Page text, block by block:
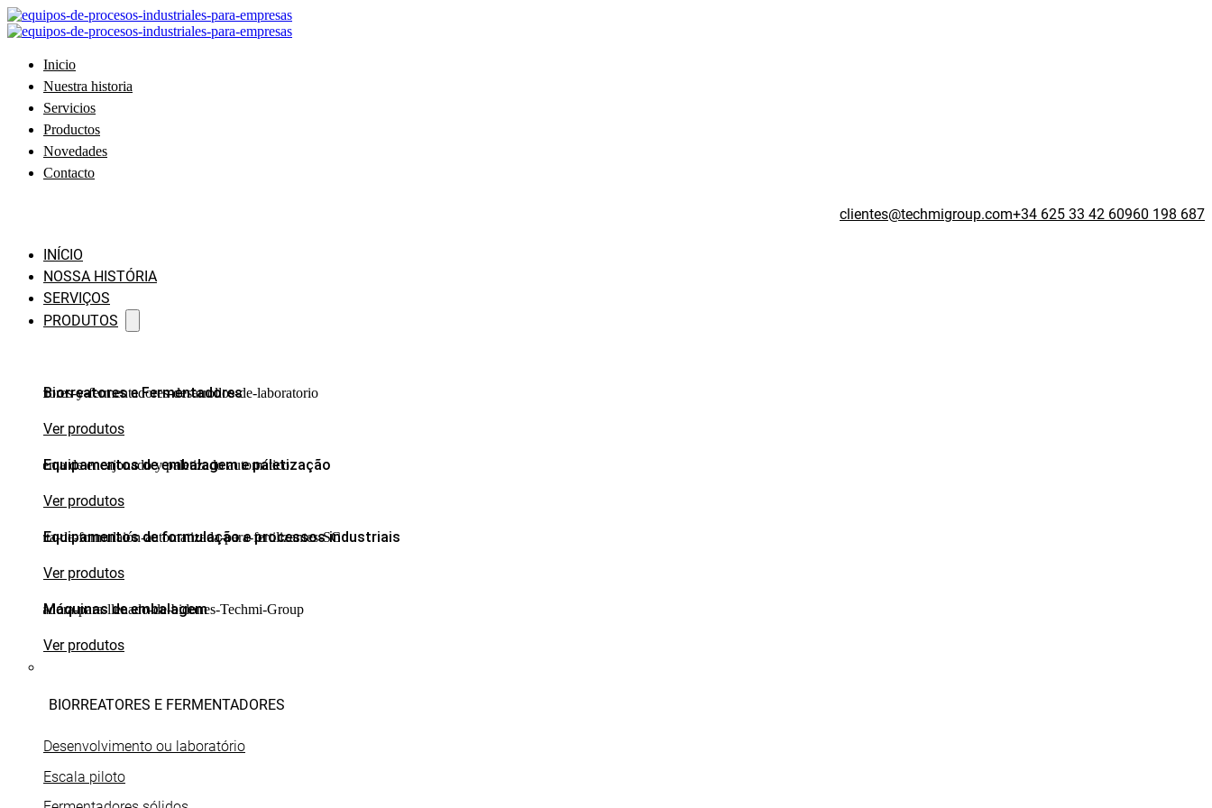
Inicio
Nuestra historia
Servicios
Productos
Novedades
Contacto
clientes@techmigroup.com+34 625 33 42 60960 198 687
INÍCIO
NOSSA HISTÓRIA
SERVIÇOS
PRODUTOS
Biorreatores e Fermentadores
Ver produtos
Equipamentos de embalagem e paletização
Ver produtos
Equipamentos de formulação e processos industriais
Ver produtos
Máquinas de embalagem
Ver produtos
BIORREATORES E FERMENTADORES
Desenvolvimento ou laboratório
Escala piloto